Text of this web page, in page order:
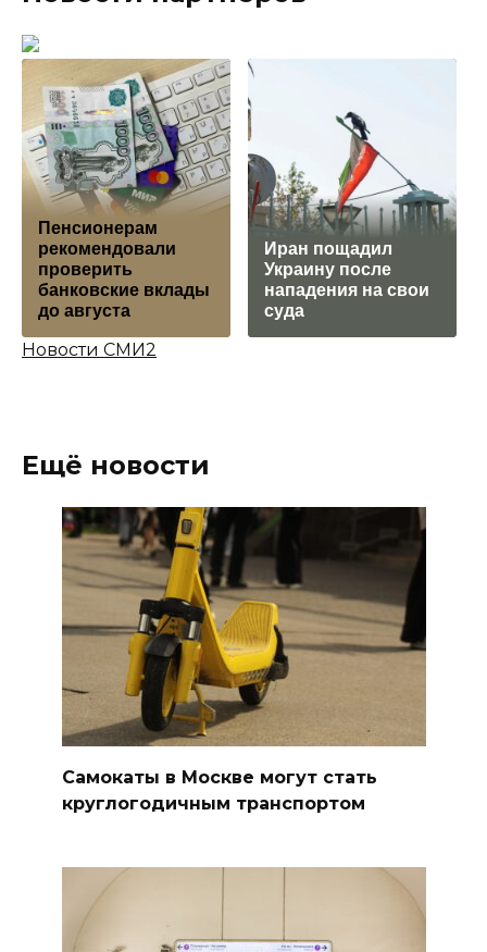
Пенсионерам
рекомендовали
проверить
банковские вклады
до августа
Иран пощадил
Украину после
нападения на свои
суда
Новости СМИ2
Ещё новости
Самокаты в Москве могут стать
круглогодичным транспортом